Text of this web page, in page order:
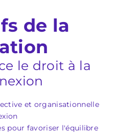
de la
le droit à la
et organisationnelle
pour favoriser l'équilibre